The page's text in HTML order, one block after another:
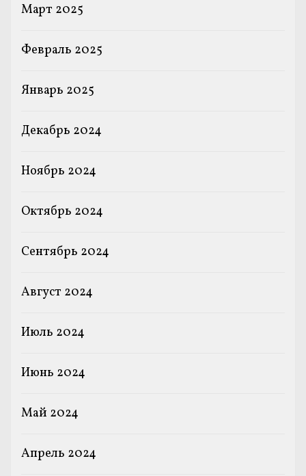
Март 2025
Февраль 2025
Январь 2025
Декабрь 2024
Ноябрь 2024
Октябрь 2024
Сентябрь 2024
Август 2024
Июль 2024
Июнь 2024
Май 2024
Апрель 2024